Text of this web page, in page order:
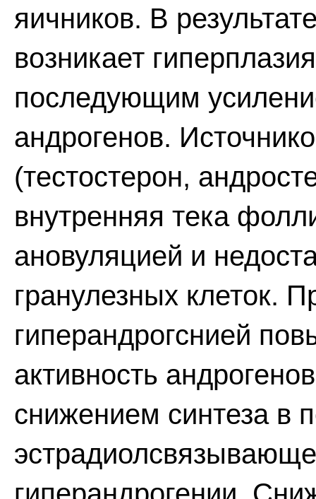
яичников. В
возникает
последующим
андрогенов.
(тестостерон,
внутренняя тека
ановуляцией и
гранулезных клеток.
гиперандрогснией
активность
снижением синтеза в